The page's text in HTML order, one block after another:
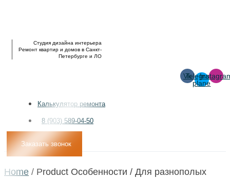
Студия дизайна интерьера
Ремонт квартир и домов в Санкт-
Петербурге и ЛО
Vk
Telegram-
plane
Калькулятор ремонта
8 (903) 589-04-50
Заказать звонок
Home / Product Особенности / Для разнополых